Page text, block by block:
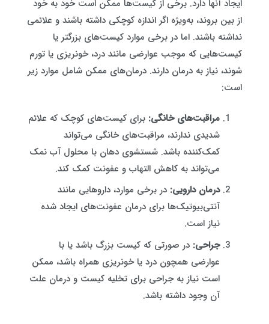
ایجاد آنها دارد. برخی از کیست‌ها ممکن است خود به خود
از بین بروند، به‌ویژه اگر اندازه کوچکی داشته باشند و علائمی
نداشته باشند. اما در برخی موارد کیست‌های بزرگتر یا
کیست‌هایی که موجب عوارضی مانند درد، خونریزی یا تورم
شوند، نیاز به درمان دارند. درمان‌های ممکن شامل موارد زیر
است:
مراقبت‌های خانگی: برای کیست‌های کوچک که علائم
شدیدی ندارند، مراقبت‌های خانگی می‌تواند
کمک‌کننده باشد. شستشوی دهان با محلول آب نمک
می‌تواند به کاهش التهاب و عفونت کمک کند.
درمان دارویی: در برخی موارد، داروهایی مانند
آنتی‌بیوتیک‌ها برای درمان عفونت‌های ایجاد شده
نیاز است.
جراحی: در صورتی که کیست بزرگ باشد یا با
عوارضی همچون درد یا خونریزی همراه باشد، ممکن
است نیاز به جراحی برای تخلیه کیست و درمان علت
آن وجود داشته باشد.